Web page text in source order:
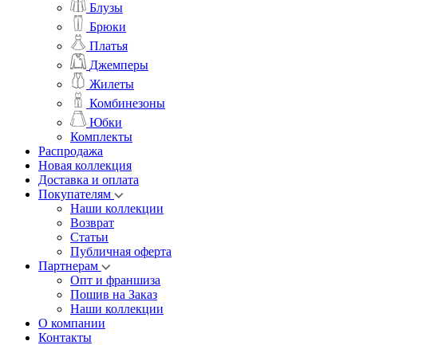
Блузы
Брюки
Платья
Джемперы
Жилеты
Комбинезоны
Юбки
Комплекты
Распродажа
Новая коллекция
Доставка и оплата
Покупателям
Наши коллекции
Возврат
Статьи
Публичная оферта
Партнерам
Опт и франшиза
Пошив на Заказ
Наши коллекции
О компании
Контакты